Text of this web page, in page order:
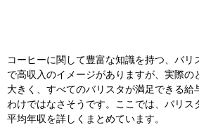
コーヒーに関して豊富な知識を持つ、バリ
で高収入のイメージがありますが、実際の
大きく、すべてのバリスタが満足できる給
わけではなさそうです。ここでは、バリス
平均年収を詳しくまとめています。